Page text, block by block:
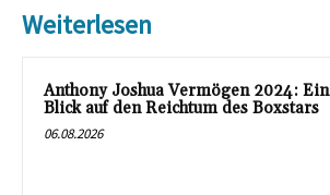
Weiterlesen
Anthony Joshua Vermögen 2024: Ein
Blick auf den Reichtum des Boxstars
06.08.2026